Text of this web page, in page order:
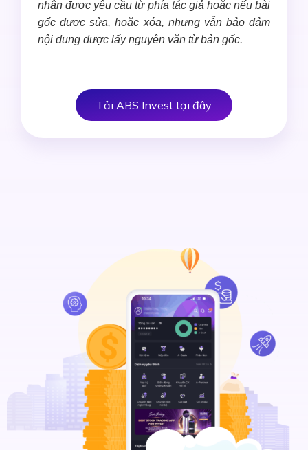
nhận được yêu cầu từ phía tác giả hoặc nếu bài
gốc được sửa, hoặc xóa, nhưng vẫn bảo đảm
nội dung được lấy nguyên văn từ bản gốc.
Tải ABS Invest tại đây